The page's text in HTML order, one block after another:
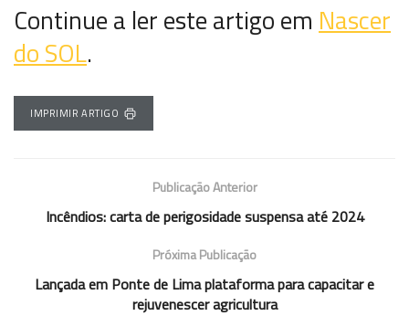
Continue a ler este artigo emNascer
do SOL.
IMPRIMIR ARTIGO
Publicação Anterior
Incêndios: carta de perigosidade suspensa até 2024
Próxima Publicação
Lançada em Ponte de Lima plataforma para capacitar e
rejuvenescer agricultura